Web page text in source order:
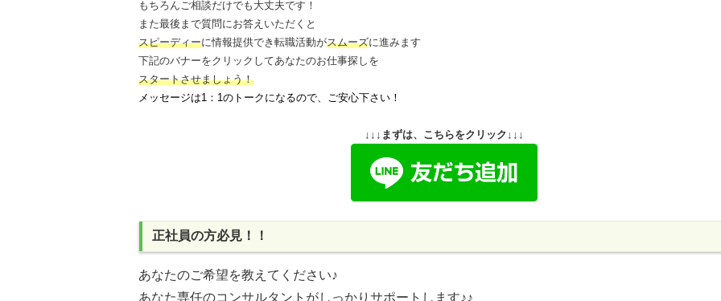
もちろんご相談だけでも大丈夫です！
また最後まで質問にお答えいただくと
スピーディーに情報提供でき 転職活動がスムーズに進みます
下記のバナーをクリックしてあなたのお仕事探しを
スタートさせましょう！
メッセージは1：1のトークになるので、ご安心下さい！
↓↓↓まずは、こちらをクリック↓↓↓
正社員の方必見！！
あなたのご希望を教えてください♪
あなた専任のコンサルタントがしっかりサポートします♪♪